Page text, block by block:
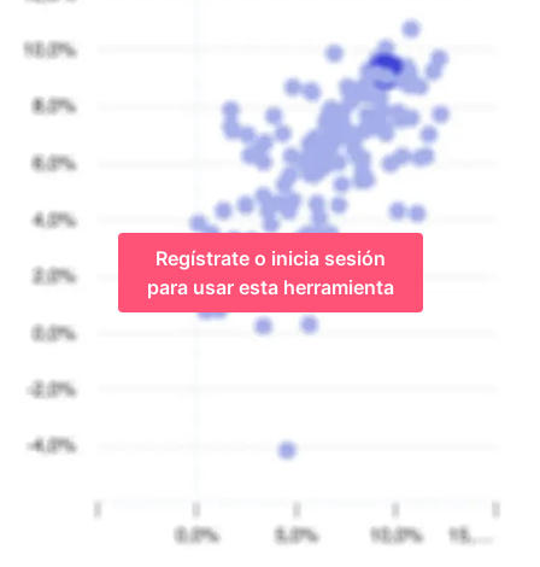
Regístrate o inicia sesión
para usar esta herramienta